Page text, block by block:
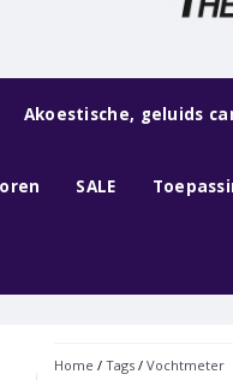
Akoestische, geluids
SALE
Home / Tags/ Vochtmeter